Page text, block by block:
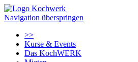
Navigation überspringen
>>
Kurse & Events
Das KochWERK